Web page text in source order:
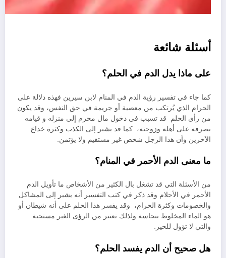
أسئلة شائعة
على ماذا يدل الدم في الحلم؟
كما جاء في تفسير رؤية الدم في المنام لابن سيرين فهذه دلالة على
الحرام الذي يُرتكب من معصية أو جريمة في حق النفس، وقد يكون
من رأى الحلم قد تسبب في دخول مال محرم إلى منزله و قيامه
بصرفه على أهله وزوجته، كما قد يشير إلى الكذب وكثرة خداع
الآخرين وأن هذا الرجل شخص غير مستقيم ولا يؤتمن.
ما معنى الدم الأحمر في المنام؟
من الأسئلة التي قد تشغل بال الكثير من الأشخاص ما تأويل الدم
الأحمر في الأحلام وقد ذكر في كتب التفسير أنه يشير إلى المشاكل
والخصومات وكثرة الحرام، وقد يفسر هذا الحلم على أنه شيطان أو
هو الماء المخلوط بنجاسة ولذلك تعتبر من الرؤى الغير مستحبة
والتي لا تؤول للخير.
هل صحيح أن الدم يفسد الحلم؟